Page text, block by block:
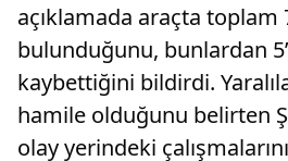
açıklamada araçta toplam
bulunduğunu, bunlardan
kaybettiğini bildirdi.
hamile olduğunu belirten
olay yerindeki